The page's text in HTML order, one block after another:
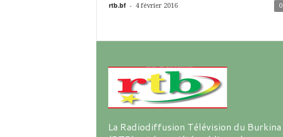
rtb.bf - 4 février 2016 0
La Radiodiffusion Télévision du Burkina